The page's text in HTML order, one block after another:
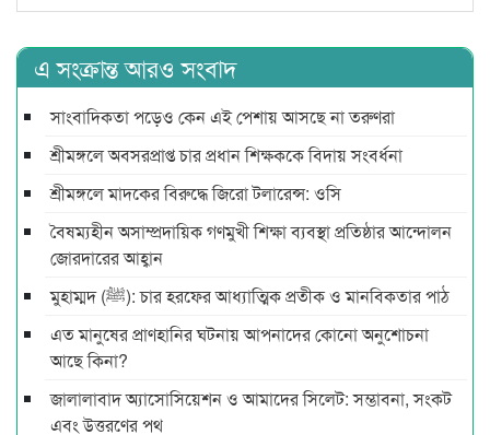
এ সংক্রান্ত আরও সংবাদ
সাংবাদিকতা পড়েও কেন এই পেশায় আসছে না তরুণরা
শ্রীমঙ্গলে অবসরপ্রাপ্ত চার প্রধান শিক্ষককে বিদায় সংবর্ধনা
শ্রীমঙ্গলে মাদকের বিরুদ্ধে জিরো টলারেন্স: ওসি
বৈষম্যহীন অসাম্প্রদায়িক গণমুখী শিক্ষা ব্যবস্থা প্রতিষ্ঠার আন্দোলন
জোরদারের আহ্বান
মুহাম্মদ (ﷺ): চার হরফের আধ্যাত্মিক প্রতীক ও মানবিকতার পাঠ
এত মানুষের প্রাণহানির ঘটনায় আপনাদের কোনো অনুশোচনা
আছে কিনা?
জালালাবাদ অ্যাসোসিয়েশন ও আমাদের সিলেট: সম্ভাবনা, সংকট
এবং উত্তরণের পথ